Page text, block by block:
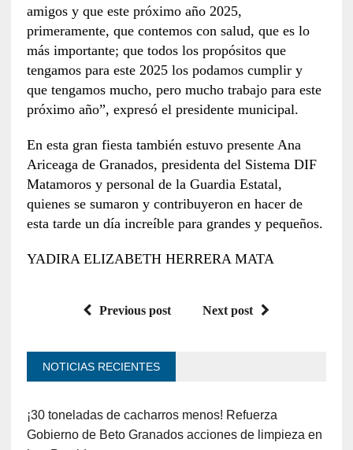
amigos y que este próximo año 2025,
primeramente, que contemos con salud, que es lo
más importante; que todos los propósitos que
tengamos para este 2025 los podamos cumplir y
que tengamos mucho, pero mucho trabajo para este
próximo año”, expresó el presidente municipal.
En esta gran fiesta también estuvo presente Ana
Ariceaga de Granados, presidenta del Sistema DIF
Matamoros y personal de la Guardia Estatal,
quienes se sumaron y contribuyeron en hacer de
esta tarde un día increíble para grandes y pequeños.
YADIRA ELIZABETH HERRERA MATA
Previous post Next post
NOTICIAS RECIENTES
¡30 toneladas de cacharros menos! Refuerza
Gobierno de Beto Granados acciones de limpieza en